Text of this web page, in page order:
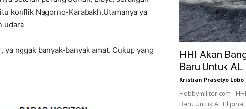
konflik Nagorno-Karabakh.Utamanya ya
udara
nggak banyak-banyak amat. Cukup yang
HHI Akan
Baru Untuk
Kristian Prasetyo Lobo
Hobbymiliter.com -
Baru Untuk AL